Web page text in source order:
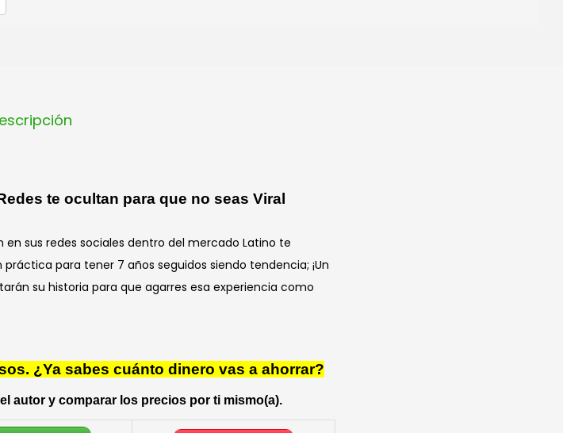
te ocultan para que no seas Viral
sus redes sociales dentro del mercado Latino te
para tener 7 años seguidos siendo tendencia; ¡Un
su historia para que agarres esa experiencia como
¿Ya sabes cuánto dinero vas a ahorrar?
autor y comparar los precios por ti mismo(a).